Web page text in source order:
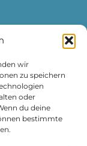
wir
zu speichern
oder
du deine
bestimmte